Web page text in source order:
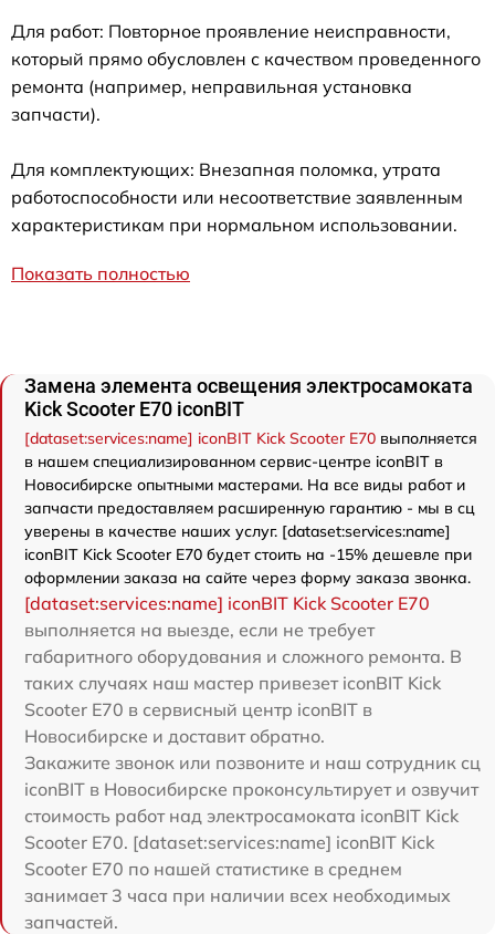
Для работ: Повторное проявление неисправности,
который прямо обусловлен с качеством проведенного
ремонта (например, неправильная установка
запчасти).
Для комплектующих: Внезапная поломка, утрата
работоспособности или несоответствие заявленным
характеристикам при нормальном использовании.
Показать полностью
Замена элемента освещения электросамоката
Kick Scooter E70 iconBIT
[dataset:services:name] iconBIT Kick Scooter E70 выполняется
в нашем специализированном сервис-центре iconBIT в
Новосибирске опытными мастерами. На все виды работ и
запчасти предоставляем расширенную гарантию - мы в сц
уверены в качестве наших услуг. [dataset:services:name]
iconBIT Kick Scooter E70 будет стоить на -15% дешевле при
оформлении заказа на сайте через форму заказа звонка.
[dataset:services:name] iconBIT Kick Scooter E70
выполняется на выезде, если не требует
габаритного оборудования и сложного ремонта. В
таких случаях наш мастер привезет iconBIT Kick
Scooter E70 в сервисный центр iconBIT в
Новосибирске и доставит обратно.
Закажите звонок или позвоните и наш сотрудник сц
iconBIT в Новосибирске проконсультирует и озвучит
стоимость работ над электросамоката iconBIT Kick
Scooter E70. [dataset:services:name] iconBIT Kick
Scooter E70 по нашей статистике в среднем
занимает 3 часа при наличии всех необходимых
запчастей.